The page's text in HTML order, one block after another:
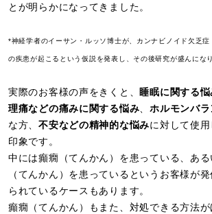
とが明らかになってきました。
*神経学者のイーサン・ルッソ博士が、カンナビノイド欠乏
の疾患が起こるという仮説を発表し、その後研究が盛んにな
実際のお客様の声をきくと、 睡眠に関する悩
理痛などの痛みに関する悩み、ホルモンバ
な方、不安などの精神的な悩みに対して使
印象です。
中には癲癇（てんかん）を患っている、あ
（てんかん）を患っているというお客様が
られているケースもあります。
癲癇（てんかん）もまた、対処できる方法